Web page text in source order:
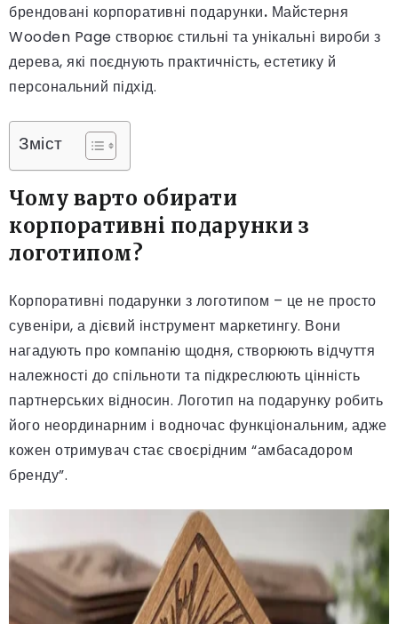
брендовані корпоративні подарунки. Майстерня
Wooden Page створює стильні та унікальні вироби з
дерева, які поєднують практичність, естетику й
персональний підхід.
Зміст
Чому варто обирати
корпоративні подарунки з
логотипом?
Корпоративні подарунки з логотипом – це не просто
сувеніри, а дієвий інструмент маркетингу. Вони
нагадують про компанію щодня, створюють відчуття
належності до спільноти та підкреслюють цінність
партнерських відносин. Логотип на подарунку робить
його неординарним і водночас функціональним, адже
кожен отримувач стає своєрідним “амбасадором
бренду”.